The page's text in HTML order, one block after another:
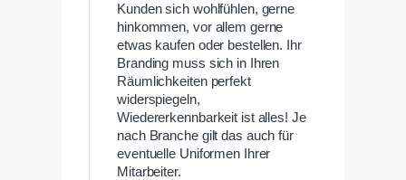
Kunden sich wohlfühlen, gerne
hinkommen, vor allem gerne
etwas kaufen oder bestellen. Ihr
Branding muss sich in Ihren
Räumlichkeiten perfekt
widerspiegeln,
Wiedererkennbarkeit ist alles! Je
nach Branche gilt das auch für
eventuelle Uniformen Ihrer
Mitarbeiter.